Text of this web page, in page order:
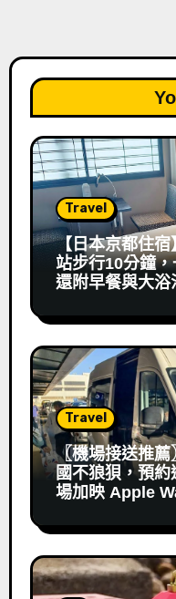
Travel
【日本京都住宿
站步行10分鐘
還附早餐與大浴
Travel
〖機場接送推
國不狼狽，預約
場加映 Apple